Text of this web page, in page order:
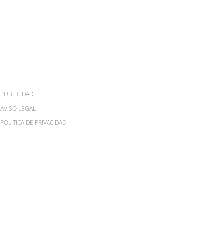
PUBLICIDAD
AVISO LEGAL
POLÍTICA DE PRIVACIDAD